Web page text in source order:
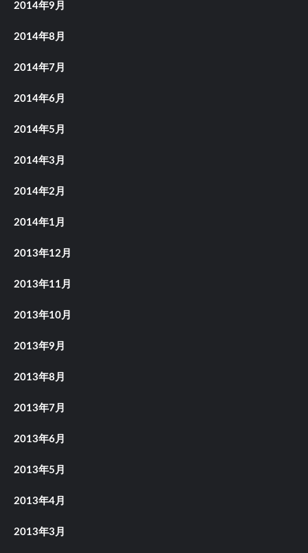
2014年9月
2014年8月
2014年7月
2014年6月
2014年5月
2014年3月
2014年2月
2014年1月
2013年12月
2013年11月
2013年10月
2013年9月
2013年8月
2013年7月
2013年6月
2013年5月
2013年4月
2013年3月